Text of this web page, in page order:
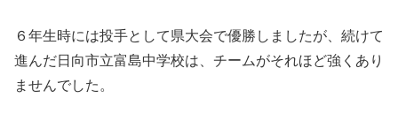
６年生時には投手として県大会で優勝しましたが、続けて
進んだ日向市立富島中学校は、チームがそれほど強くあり
ませんでした。